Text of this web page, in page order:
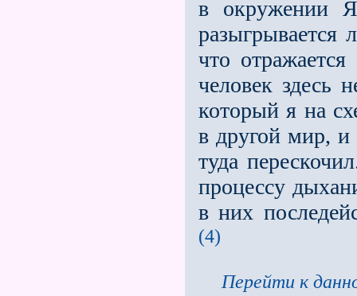
в окружении Я
разыгрывается
что
человек здесь
который я на
в другой мир, и
туда
процессу
в них
(4)
Перейти к